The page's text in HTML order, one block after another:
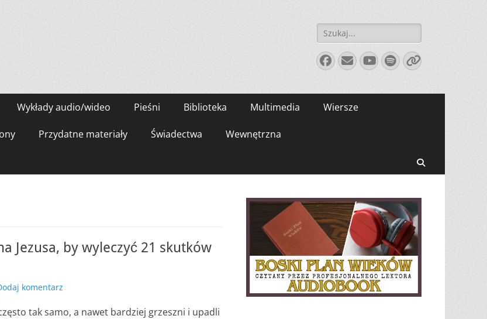
Szukaj:
Facebook
E-
mail
YouTube
Spotify
Link
Wykłady audio/wideo Pieśni Biblioteka Multimedia Wiersze
Przydatne materiały Świadectwa Wewnętrzna
Jezusa, by wyleczyć 21 skutków
komentarz
tak samo, a nawet bardziej grzeszni i upadli